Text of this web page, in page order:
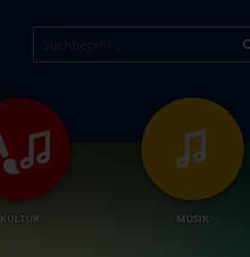
KULTUR MUSIK